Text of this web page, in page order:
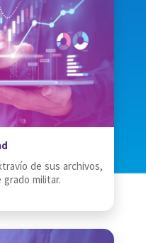
de sus archivos,
militar.